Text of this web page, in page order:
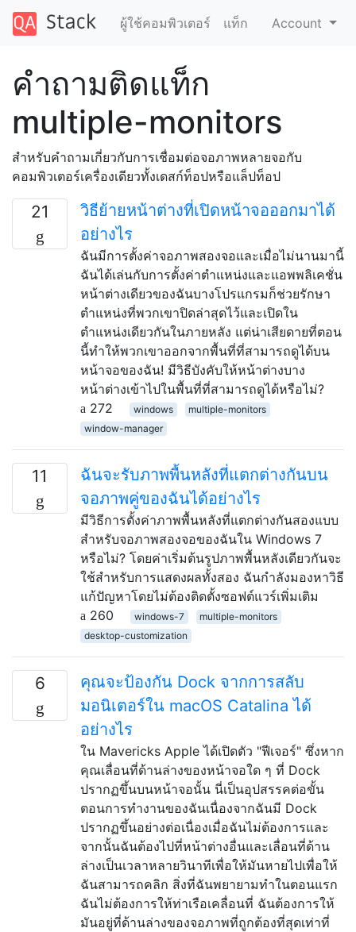
ผู้ใช้คอมพิวเตอร์ แท็ก Account
คำถามติดแท็ก
multiple-monitors
สำหรับคำถามเกี่ยวกับการเชื่อมต่อจอภาพหลายจอกับ
คอมพิวเตอร์เครื่องเดียวทั้งเดสก์ท็อปหรือแล็ปท็อป
21
วิธีย้ายหน้าต่างที่เปิดหน้าจอออกมาได้
อย่างไร
ฉันมีการตั้งค่าจอภาพสองจอและเมื่อไม่นานมานี้
ฉันได้เล่นกับการตั้งค่าตำแหน่งและแอพพลิเคชั่น
หน้าต่างเดียวของฉันบางโปรแกรมก็ช่วยรักษา
ตำแหน่งที่พวกเขาปิดล่าสุดไว้และเปิดใน
ตำแหน่งเดียวกันในภายหลัง แต่น่าเสียดายที่ตอน
นี้ทำให้พวกเขาออกจากพื้นที่ที่สามารถดูได้บน
หน้าจอของฉัน! มีวิธีบังคับให้หน้าต่างบาง
หน้าต่างเข้าไปในพื้นที่ที่สามารถดูได้หรือไม่?
272
windows
multiple-monitors
window-manager
11
ฉันจะรับภาพพื้นหลังที่แตกต่างกันบน
จอภาพคู่ของฉันได้อย่างไร
มีวิธีการตั้งค่าภาพพื้นหลังที่แตกต่างกันสองแบบ
สำหรับจอภาพสองจอของฉันใน Windows 7
หรือไม่? โดยค่าเริ่มต้นรูปภาพพื้นหลังเดียวกันจะ
ใช้สำหรับการแสดงผลทั้งสอง ฉันกำลังมองหาวิธี
แก้ปัญหาโดยไม่ต้องติดตั้งซอฟต์แวร์เพิ่มเติม
260
windows-7
multiple-monitors
desktop-customization
6
คุณจะป้องกัน Dock จากการสลับ
มอนิเตอร์ใน macOS Catalina ได้
อย่างไร
ใน Mavericks Apple ได้เปิดตัว "ฟีเจอร์" ซึ่งหาก
คุณเลื่อนที่ด้านล่างของหน้าจอใด ๆ ที่ Dock
ปรากฏขึ้นบนหน้าจอนั้น นี่เป็นอุปสรรคต่อขั้น
ตอนการทำงานของฉันเนื่องจากฉันมี Dock
ปรากฏขึ้นอย่างต่อเนื่องเมื่อฉันไม่ต้องการและ
จากนั้นฉันต้องไปที่หน้าต่างอื่นและเลื่อนที่ด้าน
ล่างเป็นเวลาหลายวินาทีเพื่อให้มันหายไปเพื่อให้
ฉันสามารถคลิก สิ่งที่ฉันพยายามทำในตอนแรก
ฉันไม่ต้องการให้ท่าเรือเคลื่อนที่ ฉันต้องการให้
มันอยู่ที่ด้านล่างของจอภาพที่ถูกต้องที่สุดเท่าที่